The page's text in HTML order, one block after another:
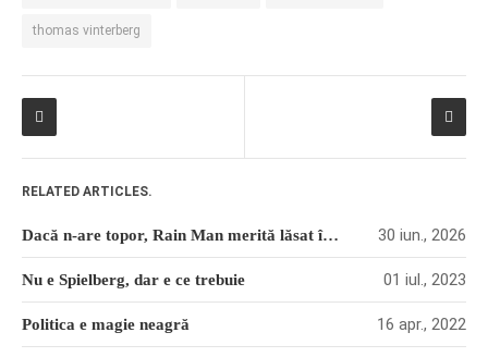
thomas vinterberg
RELATED ARTICLES.
Dacă n-are topor, Rain Man merită lăsat în pace 30 iun., 2026
Nu e Spielberg, dar e ce trebuie 01 iul., 2023
Politica e magie neagră 16 apr., 2022